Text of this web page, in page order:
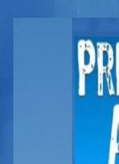
Buscador
Documentos